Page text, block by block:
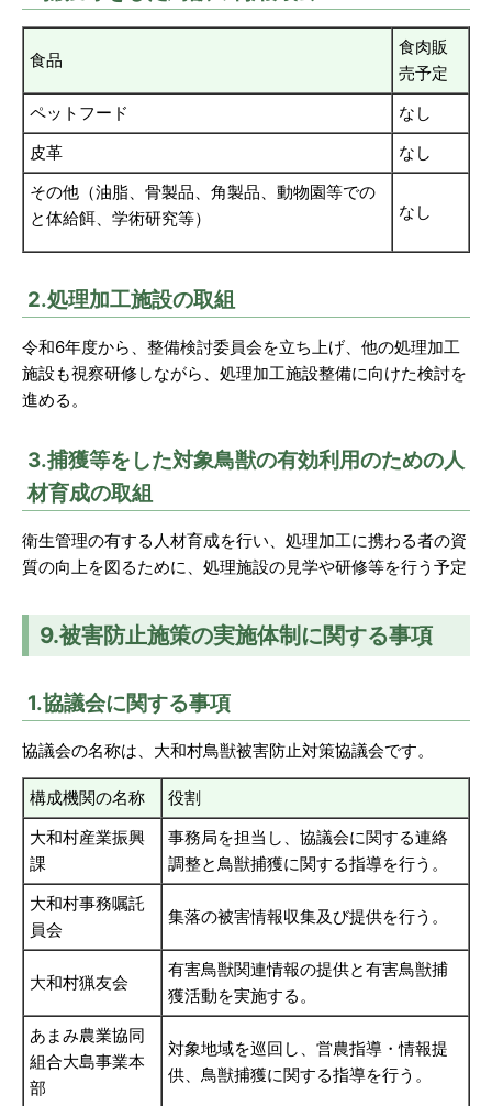
食品
食肉販
売予定
ペットフード
なし
皮革
なし
その他（油脂、骨製品、角製品、動物園等での
と体給餌、学術研究等）
なし
2.処理加工施設の取組
令和6年度から、整備検討委員会を立ち上げ、他の処理加工
施設も視察研修しながら、処理加工施設整備に向けた検討を
進める。
3.捕獲等をした対象鳥獣の有効利用のための人
材育成の取組
衛生管理の有する人材育成を行い、処理加工に携わる者の資
質の向上を図るために、処理施設の見学や研修等を行う予定
9.被害防止施策の実施体制に関する事項
1.協議会に関する事項
協議会の名称は、大和村鳥獣被害防止対策協議会です。
構成機関の名称
役割
大和村産業振興
課
事務局を担当し、協議会に関する連絡
調整と鳥獣捕獲に関する指導を行う。
大和村事務嘱託
員会
集落の被害情報収集及び提供を行う。
大和村猟友会
有害鳥獣関連情報の提供と有害鳥獣捕
獲活動を実施する。
あまみ農業協同
組合大島事業本
部
対象地域を巡回し、営農指導・情報提
供、鳥獣捕獲に関する指導を行う。